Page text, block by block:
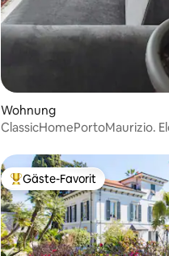
Wohnung
ClassicHomePortoMaurizio.
Beliebter Gäste-Favorit.
Gäste-Favorit